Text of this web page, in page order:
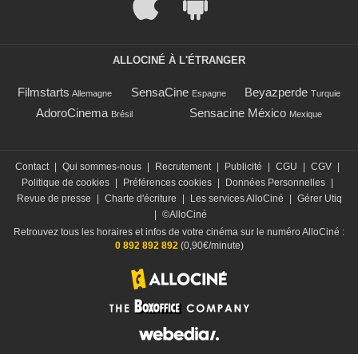
ALLOCINÉ À L'ÉTRANGER
Filmstarts Allemagne SensaCine Espagne Beyazperde Turquie
AdoroCinema Brésil Sensacine México Mexique
Contact Qui sommes-nous Recrutement Publicité CGU CGV
Politique de cookies
Préférences cookies Données Personnelles
Revue de presse
Charte d'écriture Les services AlloCiné
Gérer Utiq
©AlloCiné
Retrouvez tous les horaires et infos de votre cinéma sur le numéro AlloCiné :
0 892 892 892(0,90€/minute)